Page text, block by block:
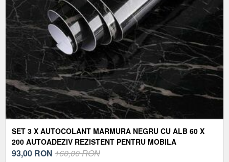
SET 3 X AUTOCOLANT MARMURA NEGRU CU ALB 60 X
200 AUTOADEZIV REZISTENT PENTRU MOBILA
93,00 RON 160,00 RON